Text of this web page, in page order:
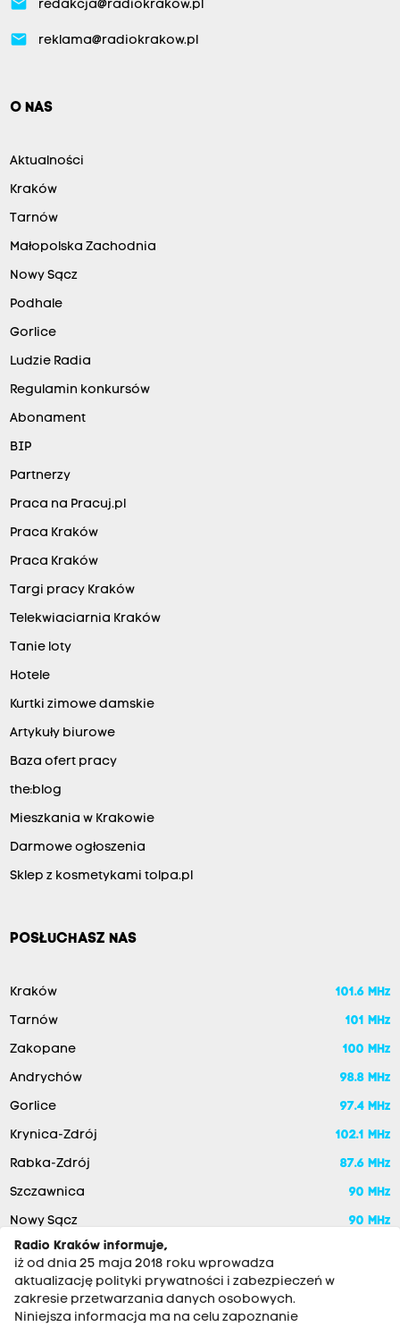
email redakcja@radiokrakow.pl
email reklama@radiokrakow.pl
O NAS
Aktualności
Kraków
Tarnów
Małopolska Zachodnia
Nowy Sącz
Podhale
Gorlice
Ludzie Radia
Regulamin konkursów
Abonament
BIP
Partnerzy
Praca na Pracuj.pl
Praca Kraków
Praca Kraków
Targi pracy Kraków
Telekwiaciarnia Kraków
Tanie loty
Hotele
Kurtki zimowe damskie
Artykuły biurowe
Baza ofert pracy
the:blog
Mieszkania w Krakowie
Darmowe ogłoszenia
Sklep z kosmetykami tolpa.pl
POSŁUCHASZ NAS
Kraków 101.6 MHz
Tarnów 101 MHz
Zakopane 100 MHz
Andrychów 98.8 MHz
Gorlice 97.4 MHz
Krynica-Zdrój 102.1 MHz
Rabka-Zdrój 87.6 MHz
Szczawnica 90 MHz
Nowy Sącz
90 MHz
Radio Kraków informuje,
iż od dnia 25 maja 2018 roku wprowadza
aktualizację polityki prywatności i zabezpieczeń w
zakresie przetwarzania danych osobowych.
Niniejsza informacja ma na celu zapoznanie